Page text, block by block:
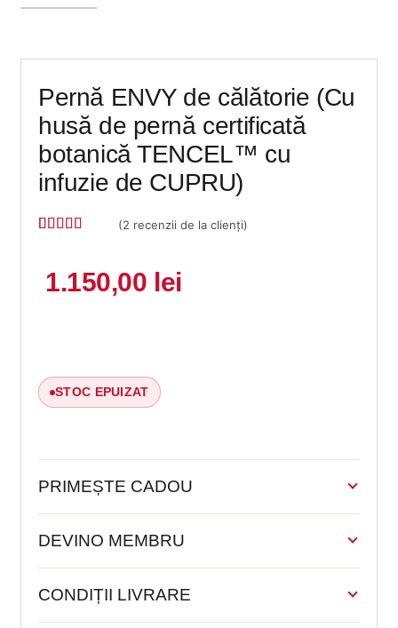
Pernă ENVY de călătorie (Cu
husă de pernă certificată
botanică TENCEL™ cu
infuzie de CUPRU)
baza a
evaluări de
(2 recenzii de la clienți)
1.150,00 lei
STOC EPUIZAT
PRIMEȘTE CADOU
DEVINO MEMBRU
CONDIȚII LIVRARE